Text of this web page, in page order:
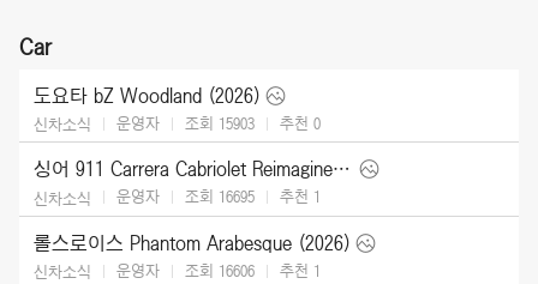
Car
도요타 bZ Woodland (2026)
신차소식 운영자 조회 15903 추천 0
싱어 911 Carrera Cabriolet Reimagined Type 964 (2026)
신차소식 운영자 조회 16695 추천 1
롤스로이스 Phantom Arabesque (2026)
신차소식 운영자 조회 16606 추천 1